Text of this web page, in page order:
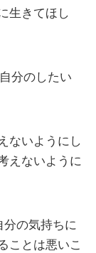
生きてほし
分のしたい
ないようにし
えないように
分の気持ちに
ことは悪いこ